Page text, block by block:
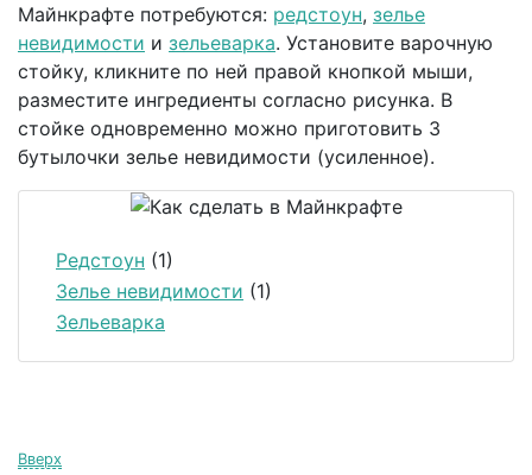
Майнкрафте потребуются: редстоун, зелье
невидимости и зельеварка. Установите варочную
стойку, кликните по ней правой кнопкой мыши,
разместите ингредиенты согласно рисунка. В
стойке одновременно можно приготовить 3
бутылочки зелье невидимости (усиленное).
Редстоун (1)
Зелье невидимости (1)
Зельеварка
Вверх